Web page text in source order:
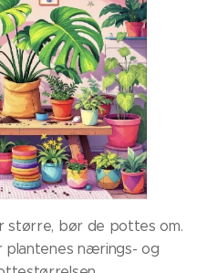
større, bør de pottes om.
plantenes nærings- og